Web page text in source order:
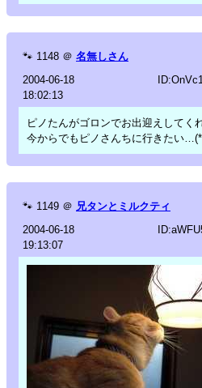
🐾 1148 ＠ 名無しさん
2004-06-18
18:02:13
ピノたんがゴロンでお出迎えしてく
今からでもピノさんちに行きたい
🐾 1149 ＠ 兄タンとミルクティ
2004-06-18
19:13:07